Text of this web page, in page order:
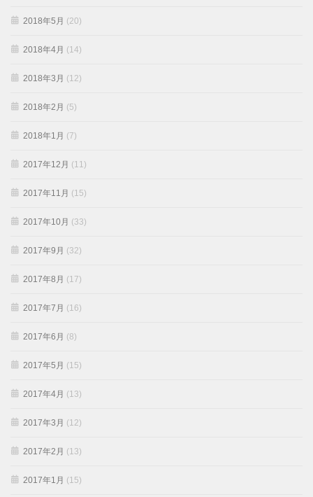
2018年5月 (20)
2018年4月 (14)
2018年3月 (12)
2018年2月 (5)
2018年1月 (7)
2017年12月 (11)
2017年11月 (15)
2017年10月 (33)
2017年9月 (32)
2017年8月 (17)
2017年7月 (16)
2017年6月 (8)
2017年5月 (15)
2017年4月 (13)
2017年3月 (12)
2017年2月 (13)
2017年1月 (15)